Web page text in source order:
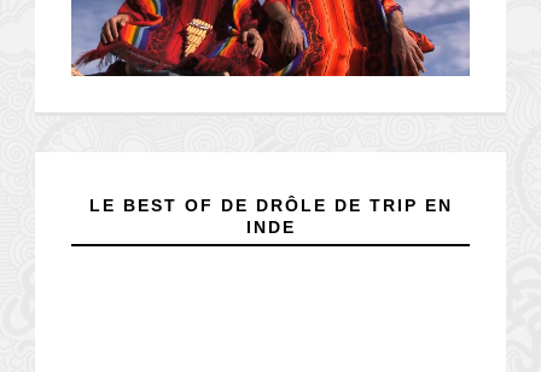
LE BEST OF DE DRÔLE DE TRIP EN
INDE